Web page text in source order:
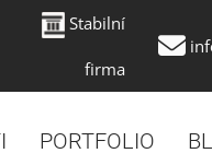
Stabilní
firma
PORTFOLIO